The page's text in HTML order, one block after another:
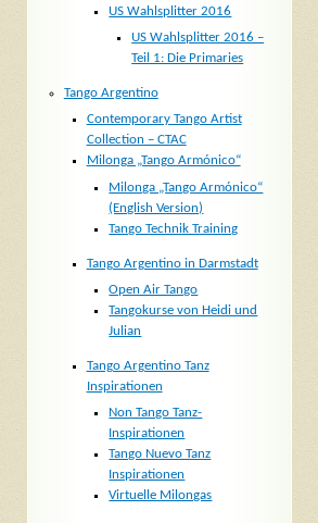
US Wahlsplitter 2016
US Wahlsplitter 2016 –
Teil 1: Die Primaries
Tango Argentino
Contemporary Tango Artist
Collection – CTAC
Milonga „Tango Armónico“
Milonga „Tango Armónico“
(English Version)
Tango Technik Training
Tango Argentino in Darmstadt
Open Air Tango
Tangokurse von Heidi und
Julian
Tango Argentino Tanz
Inspirationen
Non Tango Tanz-
Inspirationen
Tango Nuevo Tanz
Inspirationen
Virtuelle Milongas